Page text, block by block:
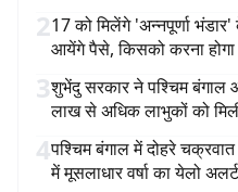
217 को मिलेंगे 'अन्नपूर्णा
आयेंगे पैसे, किसको करना होगा
3शुभेंदु सरकार ने पश्चिम बंगाल
लाख से अधिक लाभुकों को
4पश्चिम बंगाल में दोहरे
में मूसलाधार वर्षा का येलो अलर्ट